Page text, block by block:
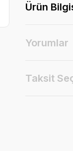
Ürün
Yorumlar
Taksit